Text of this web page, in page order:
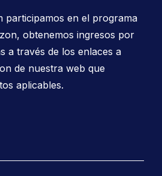
participamos en el programa
obtenemos ingresos por
a través de los enlaces a
de nuestra web que
aplicables.